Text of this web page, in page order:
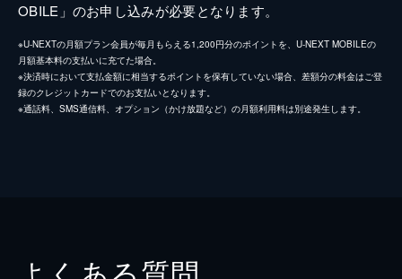
OBILE」のお申し込みが必要となります。
※U-NEXTの月額プラン会員が毎月もらえる1,200円分のポイントを、U-NEXT MOBILEの
月額基本料の支払いに充てた場合。
※決済時において支払金額に相当するポイントを保有していない場合、差額分の料金はご登
録のクレジットカードでのお支払いとなります。
※通話料、SMS通信料、オプション（かけ放題など）の月額利用料は別途発生します。